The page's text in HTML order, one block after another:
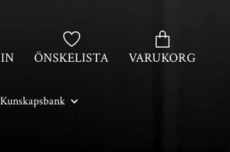
ÖNSKELISTA VARUKORG
Kunskapsbank